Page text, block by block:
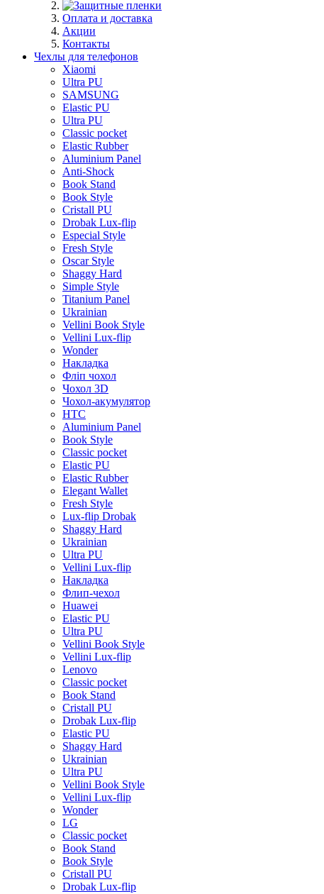
Оплата и доставка
Акции
Контакты
Чехлы для телефонов
Xiaomi
Ultra PU
SAMSUNG
Elastic PU
Ultra PU
Classic pocket
Elastic Rubber
Aluminium Panel
Anti-Shock
Book Stand
Book Style
Cristall PU
Drobak Lux-flip
Especial Style
Fresh Style
Oscar Style
Shaggy Hard
Simple Style
Titanium Panel
Ukrainian
Vellini Book Style
Vellini Lux-flip
Wonder
Накладка
Фліп чохол
Чохол 3D
Чохол-акумулятор
HTC
Aluminium Panel
Book Style
Classic pocket
Elastic PU
Elastic Rubber
Elegant Wallet
Fresh Style
Lux-flip Drobak
Shaggy Hard
Ukrainian
Ultra PU
Vellini Lux-flip
Накладка
Флип-чехол
Huawei
Elastic PU
Ultra PU
Vellini Book Style
Vellini Lux-flip
Lenovo
Classic pocket
Book Stand
Cristall PU
Drobak Lux-flip
Elastic PU
Shaggy Hard
Ukrainian
Ultra PU
Vellini Book Style
Vellini Lux-flip
Wonder
LG
Classic pocket
Book Stand
Book Style
Cristall PU
Drobak Lux-flip